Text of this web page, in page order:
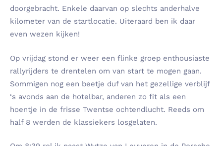
doorgebracht. Enkele daarvan op slechts anderhalve
kilometer van de startlocatie. Uiteraard ben ik daar
even wezen kijken!
Op vrijdag stond er weer een flinke groep enthousiaste
rallyrijders te drentelen om van start te mogen gaan.
Sommigen nog een beetje duf van het gezellige verblijf
‘s avonds aan de hotelbar, anderen zo fit als een
hoentje in de frisse Twentse ochtendlucht. Reeds om
half 8 werden de klassiekers losgelaten.